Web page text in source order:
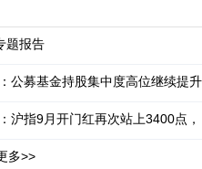
题报告
公募基金持股集中度高位继续提升
沪指9月开门红再次站上3400点，
多>>